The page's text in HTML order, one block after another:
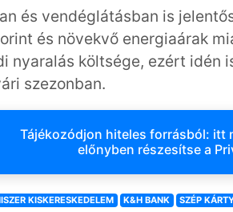
és vendéglátásban is
és növekvő energiaárak
nyaralás költsége, ezért idén
szezonban.
Tájékozódjon hiteles forrásból: itt
előnyben részesítse a
KISKERESKEDELEM K&H BANK SZÉP